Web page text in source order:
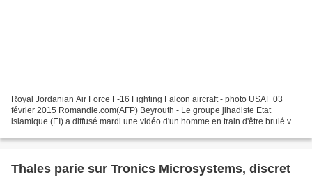
Royal Jordanian Air Force F-16 Fighting Falcon aircraft - photo USAF 03
février 2015 Romandie.com(AFP) Beyrouth - Le groupe jihadiste Etat
islamique (EI) a diffusé mardi une vidéo d'un homme en train d'être brulé vif
Thales parie sur Tronics Microsystems, discret